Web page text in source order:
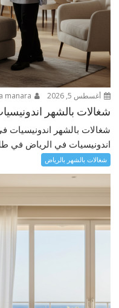
أغسطس 5, 2026
شغالات بالشهر اندونيسيات في
شغالات بالشهر اندونيسيات
اندونيسيات في الرياض في
شغالات بالشهر بالرياض